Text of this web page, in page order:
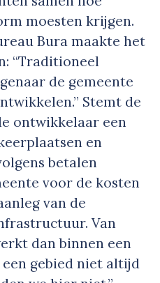
moesten krijgen.
Bura maakte het
“Traditioneel
de gemeente
Stemt de
ontwikkelaar een
en
betalen
voor de kosten
van de
Van
dan binnen een
gebied niet altijd